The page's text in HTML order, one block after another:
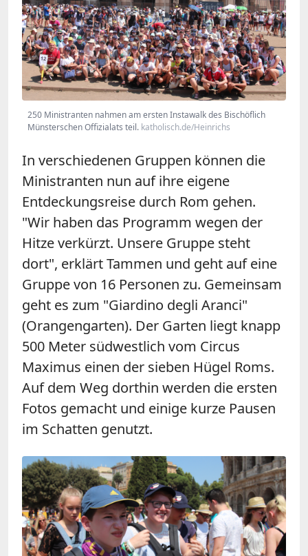
250 Ministranten nahmen am ersten Instawalk des Bischöflich
Münsterschen Offizialats teil. katholisch.de/Heinrichs
In verschiedenen Gruppen können die
Ministranten nun auf ihre eigene
Entdeckungsreise durch Rom gehen.
"Wir haben das Programm wegen der
Hitze verkürzt. Unsere Gruppe steht
dort", erklärt Tammen und geht auf eine
Gruppe von 16 Personen zu. Gemeinsam
geht es zum "Giardino degli Aranci"
(Orangengarten). Der Garten liegt knapp
500 Meter südwestlich vom Circus
Maximus einen der sieben Hügel Roms.
Auf dem Weg dorthin werden die ersten
Fotos gemacht und einige kurze Pausen
im Schatten genutzt.